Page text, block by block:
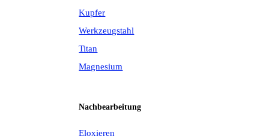
Kupfer
Werkzeugstahl
Titan
Magnesium
Nachbearbeitung
Eloxieren